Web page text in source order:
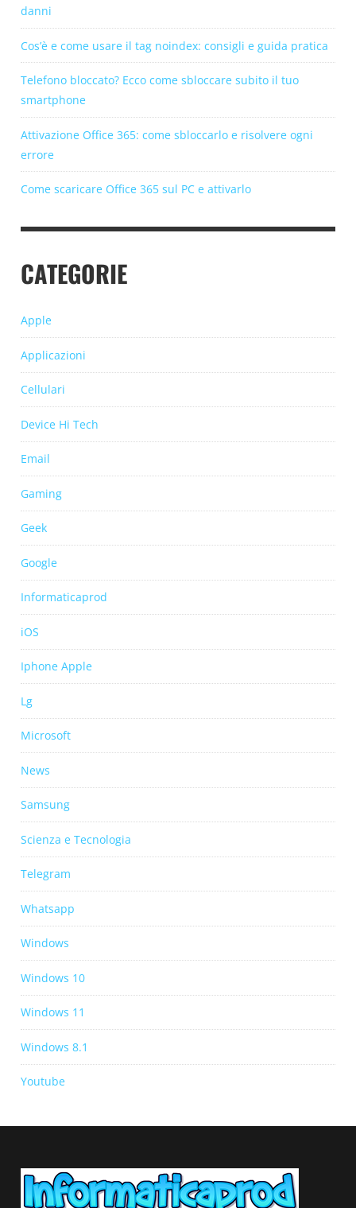
danni
Cos’è e come usare il tag noindex: consigli e guida pratica
Telefono bloccato? Ecco come sbloccare subito il tuo
smartphone
Attivazione Office 365: come sbloccarlo e risolvere ogni
errore
Come scaricare Office 365 sul PC e attivarlo
CATEGORIE
Apple
Applicazioni
Cellulari
Device Hi Tech
Email
Gaming
Geek
Google
Informaticaprod
iOS
Iphone Apple
Lg
Microsoft
News
Samsung
Scienza e Tecnologia
Telegram
Whatsapp
Windows
Windows 10
Windows 11
Windows 8.1
Youtube